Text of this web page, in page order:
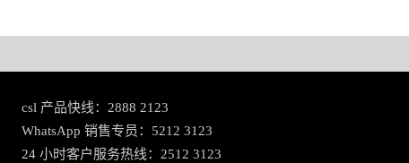
csl 产品快线：2888 2123
WhatsApp 销售专员：5212 3123
24 小时客户服务热线：2512 3123